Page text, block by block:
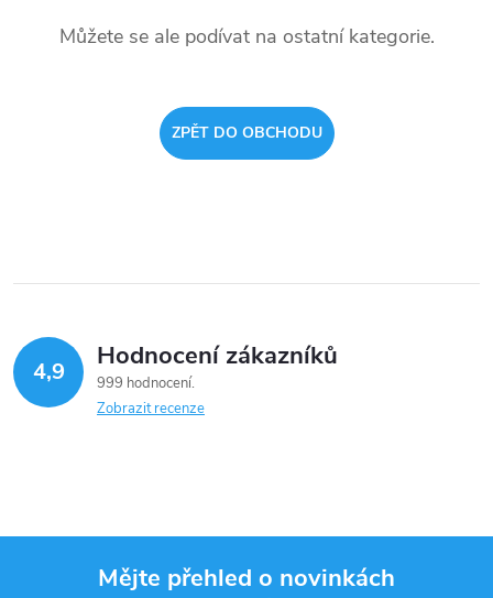
Můžete se ale podívat na ostatní kategorie.
ZPĚT DO OBCHODU
4,9 Hodnocení zákazníků
999 hodnocení
Zobrazit recenze
Mějte přehled o novinkách